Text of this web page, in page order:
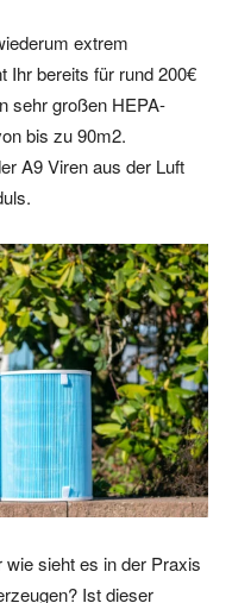
extrem
Ihr bereits für rund 200€
sehr großen HEPA-
bis zu 90m2.
A9 Viren aus der Luft
sieht es in der Praxis
Ist dieser